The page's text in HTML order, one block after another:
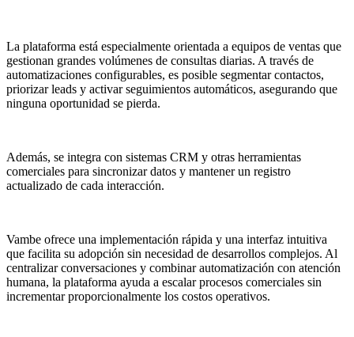
La plataforma está especialmente orientada a equipos de ventas que
gestionan grandes volúmenes de consultas diarias. A través de
automatizaciones configurables, es posible segmentar contactos,
priorizar leads y activar seguimientos automáticos, asegurando que
ninguna oportunidad se pierda.
Además, se integra con sistemas CRM y otras herramientas
comerciales para sincronizar datos y mantener un registro
actualizado de cada interacción.
Vambe ofrece una implementación rápida y una interfaz intuitiva
que facilita su adopción sin necesidad de desarrollos complejos. Al
centralizar conversaciones y combinar automatización con atención
humana, la plataforma ayuda a escalar procesos comerciales sin
incrementar proporcionalmente los costos operativos.